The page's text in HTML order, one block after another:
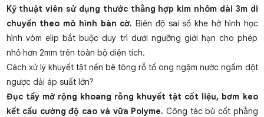
Kỹ thuật viên sử dụng thước thẳng hợp kim nhôm dài 3m di
chuyển theo mô hình bàn cờ. Biên độ sai số khe hở hình học
hình vòm elip bắt buộc duy trì dưới ngưỡng giới hạn cho phép
nhỏ hơn 2mm trên toàn bộ diện tích.
Cách xử lý khuyết tật nền bê tông rỗ tổ ong ngậm nước ngầm dột
ngược dải áp suất lớn?
Đục tẩy mở rộng khoang rỗng khuyết tật cốt liệu, bơm keo
kết cấu cường độ cao và vữa Polyme. Công tác bù cốt phẳng